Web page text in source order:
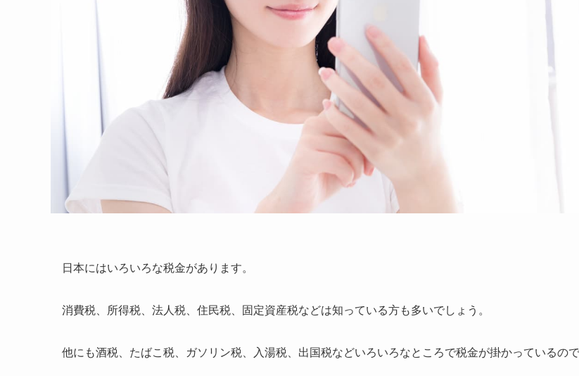
日本にはいろいろな税金があります。
消費税、所得税、法人税、住民税、固定資産税などは知っている方も多いでしょう。
他にも酒税、たばこ税、ガソリン税、入湯税、出国税などいろいろなところで税金が掛かっているので